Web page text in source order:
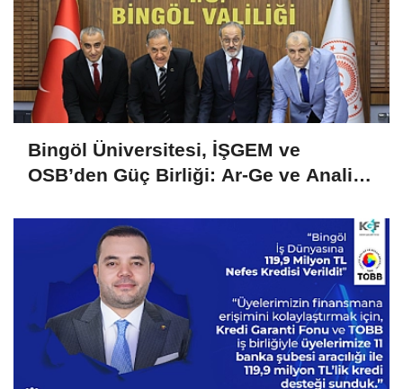
Bingöl Üniversitesi, İŞGEM ve
OSB’den Güç Birliği: Ar-Ge ve Analiz